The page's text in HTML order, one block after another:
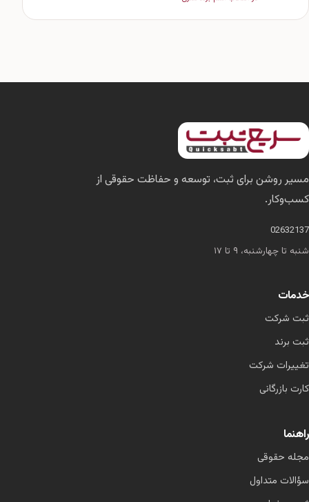
مسیر روشن برای ثبت، توسعه و حفاظت حقوقی از
کسب‌وکار.
02632137
شنبه تا چهارشنبه، ۹ تا ۱۷
خدمات
ثبت شرکت
ثبت برند
تغییرات شرکت
کارت بازرگانی
راهنما
مجله حقوقی
سؤالات متداول